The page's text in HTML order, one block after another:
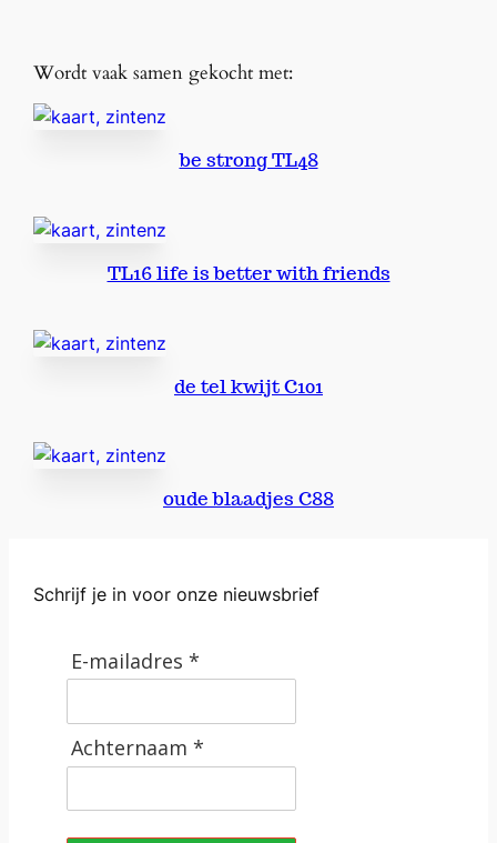
l
e
e
j
6
a
a
Wordt vaak samen gekocht met:
be strong TL48
TL16 life is better with friends
de tel kwijt C101
oude blaadjes C88
Schrijf je in voor onze nieuwsbrief
E-mailadres *
Achternaam *